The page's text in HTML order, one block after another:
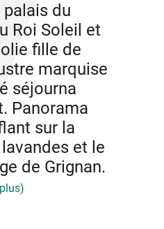
du
Roi Soleil et
fille de
marquise
séjourna
Panorama
sur la
et le
de Grignan.